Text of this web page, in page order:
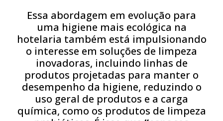
Essa abordagem em evolução para
uma higiene mais ecológica na
hotelaria também está impulsionando
o interesse em soluções de limpeza
inovadoras, incluindo linhas de
produtos projetadas para manter o
desempenho da higiene, reduzindo o
uso geral de produtos e a carga
química, como os produtos de limpeza